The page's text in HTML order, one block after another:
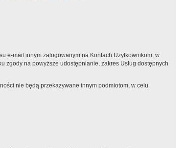
e-mail innym zalogowanym na Kontach Użytkownikom, w
zgody na powyższe udostępnianie, zakres Usług dostępnych
nie będą przekazywane innym podmiotom, w celu